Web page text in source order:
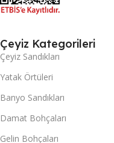
Çeyiz Kategorileri
Çeyiz Sandıkları
Yatak Örtüleri
Banyo Sandıkları
Damat Bohçaları
Gelin Bohçaları